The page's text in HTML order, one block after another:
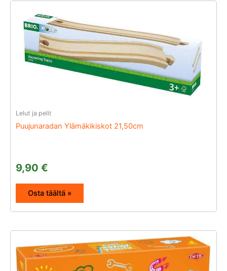
Lelut ja pelit
Puujunaradan Ylämäkikiskot 21,50cm
9,90 €
Osta täältä »